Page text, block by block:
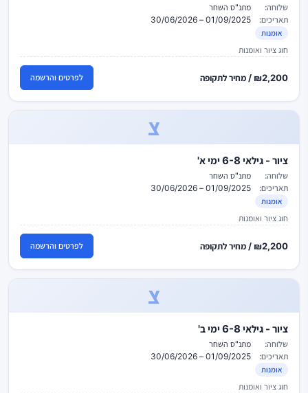
שלוחה:
מתנ"ס השחר
תאריכים:
01/09/2025 – 30/06/2026
אומנות
חוג ציור ואומנות
₪2,200 / מחיר לתקופה לפרטים והרשמה
צ
ציור - גילאי 6-8 ימי א'
שלוחה:
מתנ"ס השחר
תאריכים:
01/09/2025 – 30/06/2026
אומנות
חוג ציור ואומנות
₪2,200 / מחיר לתקופה לפרטים והרשמה
צ
ציור - גילאי 6-8 ימי ב'
שלוחה:
מתנ"ס השחר
תאריכים:
01/09/2025 – 30/06/2026
אומנות
חוג ציור ואומנות